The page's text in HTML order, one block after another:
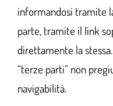
informandosi tramite
parte, tramite il link
direttamente la
“terze parti” non
navigabilità.